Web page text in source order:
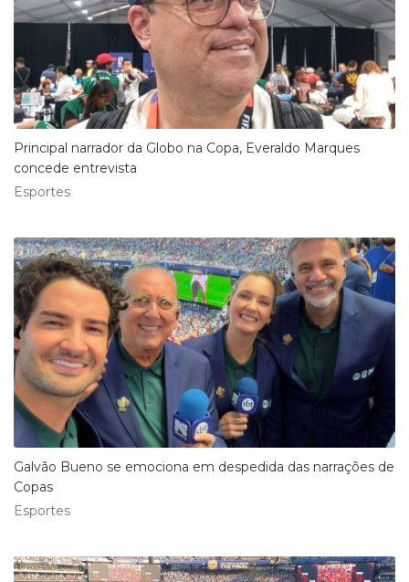
Principal narrador da Globo na Copa, Everaldo Marques
concede entrevista
Esportes
Galvão Bueno se emociona em despedida das narrações de
Copas
Esportes